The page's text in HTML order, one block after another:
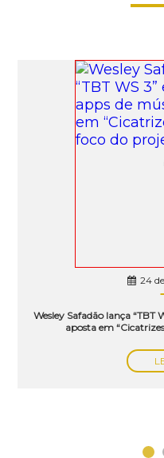
24
Wesley Safadão lança “TBT
aposta em